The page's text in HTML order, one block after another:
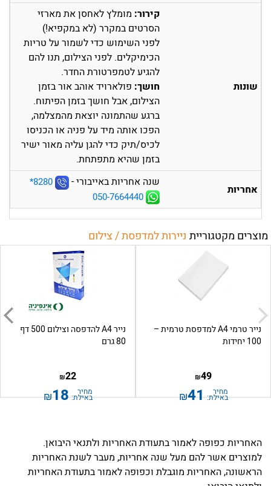
שונות
קירור: מומלץ לאחסן את מארזי
הסרטים במקרר (לא במקפיא!)
לפני השימוש כדי לשמור על טריות
הכימיקלים. לפני הצילום, תנו להם
להגיע לטמפרטורת החדר.
חושך: פולארויד אוהב אור בזמן
הצילום, אבל חושך בזמן הפיתוח.
ברגע שהתמונה יוצאת מהמצלמה,
הפכו אותה מיד על פניה או הכניסו
לכיס/תיק כדי להגן עליה מאור ישיר
בזמן שהיא מתפתחת.
אחריות
שנה אחריות באייבורי -
‎*8280
050-7664440
מוצרים מקטגוריית ניירות למדפסת / צילום
נייר טרמי A4 למדפסת טרמית –
100 יחידות
49
₪
מחיר
באילת: 41
₪
נייר A4 להדפסה וצילום 500 דף
80 גרם
22
₪
מחיר
באילת: 18
₪
האחריות כפופה לאמור בתעודת האחריות ולתנאי היבואן.
למוצרים אשר להם מעל שנה אחריות, מעבר לשנת האחריות
הראשונה, האחריות מוגבלת וכפופה לאמור בתעודת האחריות